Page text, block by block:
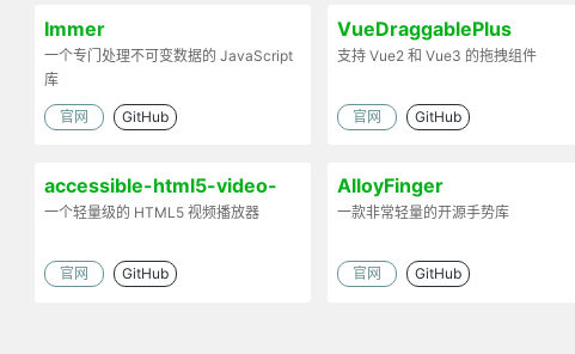
Immer
一个专门处理不可变数据的 JavaScript
库
官网 GitHub
VueDraggablePlus
支持 Vue2 和 Vue3 的拖拽组件
官网 GitHub
accessible-html5-video-
player
一个轻量级的 HTML5 视频播放器
官网 GitHub
AlloyFinger
一款非常轻量的开源手势库
官网 GitHub